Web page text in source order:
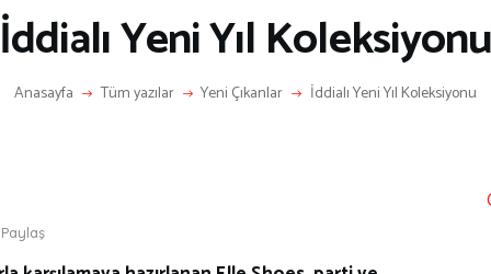
İddialı Yeni Yıl Koleksiyonu
Anasayfa Tüm yazılar Yeni Çıkanlar İddialı Yeni Yıl Koleksiyonu
İLETIŞIM
Paylaş